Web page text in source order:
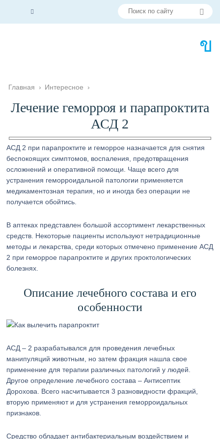
Главная › Интересное ›
Лечение геморроя и парапроктита
АСД 2
АСД 2 при парапроктите и геморрое назначается для снятия
беспокоящих симптомов, воспаления, предотвращения
осложнений и оперативной помощи. Чаще всего для
устранения геморроидальной патологии применяется
медикаментозная терапия, но и иногда без операции не
получается обойтись.
В аптеках представлен большой ассортимент лекарственных
средств. Некоторые пациенты используют нетрадиционные
методы и лекарства, среди которых отмечено применение АСД
2 при геморрое парапроктите и других проктологических
болезнях.
Описание лечебного состава и его
особенности
АСД – 2 разрабатывался для проведения лечебных
манипуляций животным, но затем фракция нашла свое
применение для терапии различных патологий у людей.
Другое определение лечебного состава – Антисептик
Дорохова. Всего насчитывается 3 разновидности фракций,
вторую применяют и для устранения геморроидальных
признаков.
Средство обладает антибактериальным воздействием и